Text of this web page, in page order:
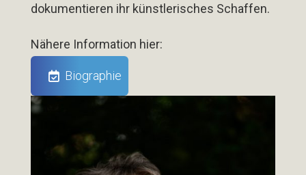
dokumentieren ihr künstlerisches Schaffen.
Nähere Information hier:
Biographie